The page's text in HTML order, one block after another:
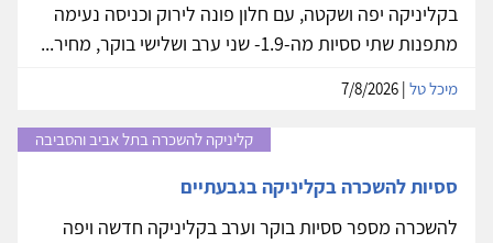
בקליניקה יפה ושקטה, עם חלון פונה לירוק וכניסה נעימה
מתפנות שתי ססיות מה-1.9- שני ערב ושלישי בוקר, מחיר...
מיכל טל
קליניקה להשכרה בתל אביב והסביבה
ססיות להשכרה בקליניקה בגבעתיים
להשכרה מספר ססיות בוקר וערב בקליניקה חדשה ויפה